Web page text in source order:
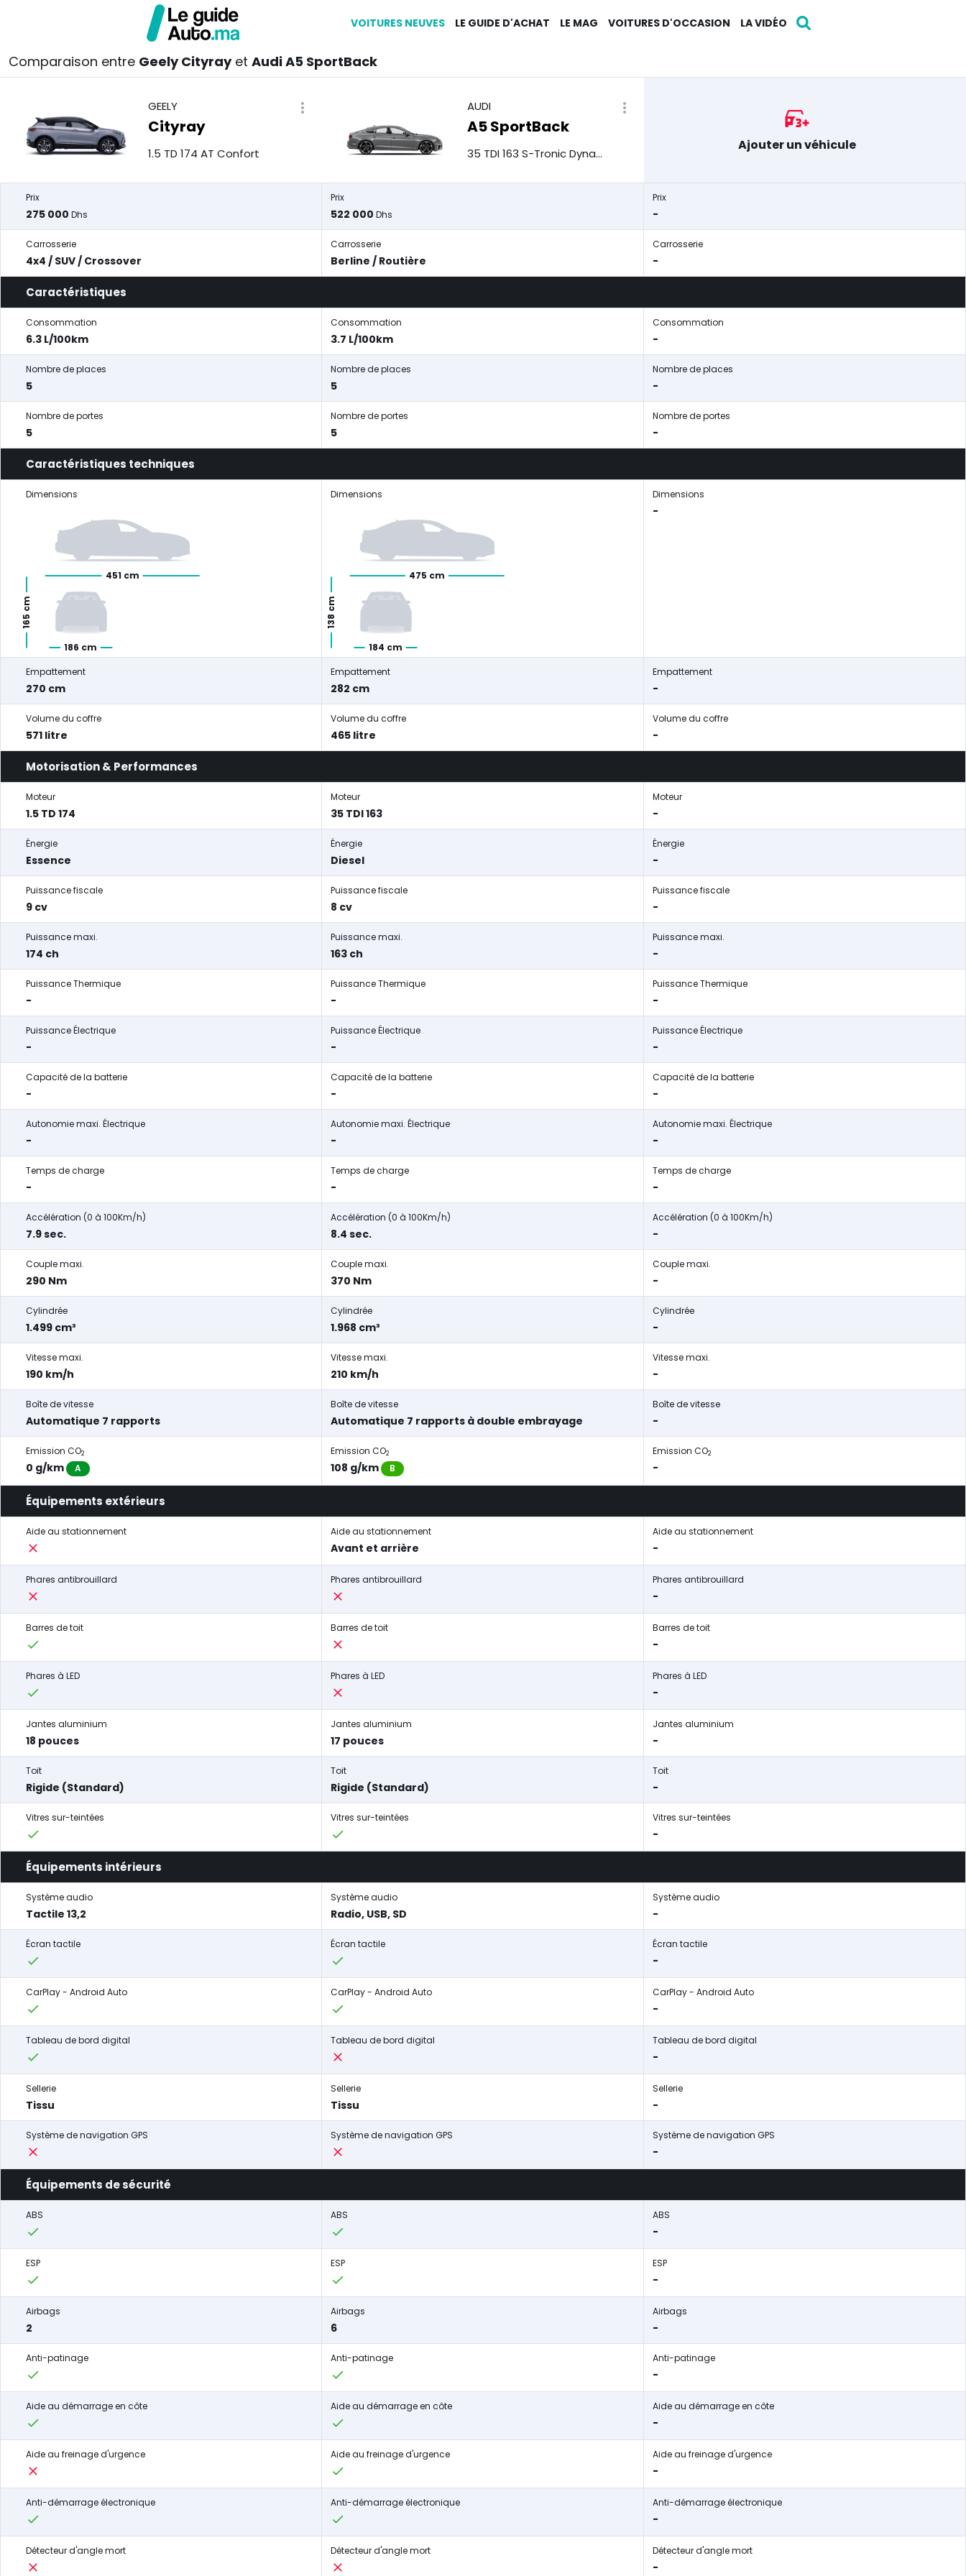
VOITURES NEUVES LE GUIDE D'ACHAT LE MAG VOITURES D'OCCASION LA VIDÉO
Comparaison entre Geely Cityrayet Audi A5 SportBack
GEELY
Cityray
1.5 TD 174 AT Confort
AUDI
A5 SportBack
35 TDI 163 S-Tronic Dynamic
Ajouter un véhicule
Prix
275 000 Dhs
Prix
522 000 Dhs
Prix
-
Carrosserie
4x4 / SUV / Crossover
Carrosserie
Berline / Routière
Carrosserie
-
Caractéristiques
Consommation
6.3 L/100km
Consommation
3.7 L/100km
Consommation
-
Nombre de places
5
Nombre de places
5
Nombre de places
-
Nombre de portes
5
Nombre de portes
5
Nombre de portes
-
Caractéristiques techniques
Dimensions
451 cm
186 cm
165 cm
Dimensions
475 cm
184 cm
138 cm
Dimensions
-
Empattement
270 cm
Empattement
282 cm
Empattement
-
Volume du coffre
571 litre
Volume du coffre
465 litre
Volume du coffre
-
Motorisation & Performances
Moteur
1.5 TD 174
Moteur
35 TDI 163
Moteur
-
Énergie
Essence
Énergie
Diesel
Énergie
-
Puissance fiscale
9 cv
Puissance fiscale
8 cv
Puissance fiscale
-
Puissance maxi.
174 ch
Puissance maxi.
163 ch
Puissance maxi.
-
Puissance Thermique
-
Puissance Thermique
-
Puissance Thermique
-
Puissance Électrique
-
Puissance Électrique
-
Puissance Électrique
-
Capacité de la batterie
-
Capacité de la batterie
-
Capacité de la batterie
-
Autonomie maxi. Électrique
-
Autonomie maxi. Électrique
-
Autonomie maxi. Électrique
-
Temps de charge
-
Temps de charge
-
Temps de charge
-
Accélération (0 à 100Km/h)
7.9 sec.
Accélération (0 à 100Km/h)
8.4 sec.
Accélération (0 à 100Km/h)
-
Couple maxi.
290 Nm
Couple maxi.
370 Nm
Couple maxi.
-
Cylindrée
1.499 cm³
Cylindrée
1.968 cm³
Cylindrée
-
Vitesse maxi.
190 km/h
Vitesse maxi.
210 km/h
Vitesse maxi.
-
Boîte de vitesse
Automatique 7 rapports
Boîte de vitesse
Automatique 7 rapports à double embrayage
Boîte de vitesse
-
Emission CO2
0 g/km A
Emission CO2
108 g/km B
Emission CO2
-
Équipements extérieurs
Aide au stationnement Aide au stationnement
Avant et arrière
Aide au stationnement
-
Phares antibrouillard Phares antibrouillard Phares antibrouillard
-
Barres de toit Barres de toit Barres de toit
-
Phares à LED Phares à LED Phares à LED
-
Jantes aluminium
18 pouces
Jantes aluminium
17 pouces
Jantes aluminium
-
Toit
Rigide (Standard)
Toit
Rigide (Standard)
Toit
-
Vitres sur-teintées Vitres sur-teintées Vitres sur-teintées
-
Équipements intérieurs
Système audio
Tactile 13,2
Système audio
Radio, USB, SD
Système audio
-
Écran tactile Écran tactile Écran tactile
-
CarPlay - Android Auto CarPlay - Android Auto CarPlay - Android Auto
-
Tableau de bord digital Tableau de bord digital Tableau de bord digital
-
Sellerie
Tissu
Sellerie
Tissu
Sellerie
-
Système de navigation GPS Système de navigation GPS Système de navigation GPS
-
Équipements de sécurité
ABS ABS ABS
-
ESP ESP ESP
-
Airbags
2
Airbags
6
Airbags
-
Anti-patinage Anti-patinage Anti-patinage
-
Aide au démarrage en côte Aide au démarrage en côte Aide au démarrage en côte
-
Aide au freinage d'urgence Aide au freinage d'urgence Aide au freinage d'urgence
-
Anti-démarrage électronique Anti-démarrage électronique Anti-démarrage électronique
-
Détecteur d'angle mort Détecteur d'angle mort Détecteur d'angle mort
-